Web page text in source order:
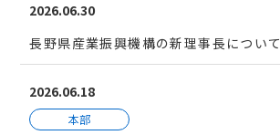
2026.06.30
長野県産業振興機構の新理事長について
2026.06.18
本部